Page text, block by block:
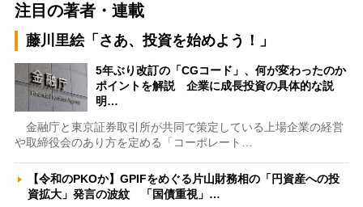
注目の著者・連載
藤川里絵「さあ、投資を始めよう！」
5年ぶり改訂の「CGコード」、何が変わったのか
ポイントを解説 企業に成長投資の具体的な説
明…
金融庁と東京証券取引所が共同で策定している上場企業の経営
や取締役会のあり方を定める「コーポレート…
【令和のPKOか】GPIFをめぐる片山財務相の「円資産への投
資拡大」発言の波紋 「国債重視」…